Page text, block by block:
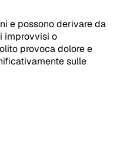
e possono derivare da
improvvisi o
provoca dolore e
sulle